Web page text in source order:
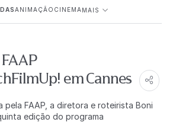
ANIMAÇÃO CINEMAMAIS
em Cannes
pela FAAP, a diretora e roteirista Boni
edição do programa